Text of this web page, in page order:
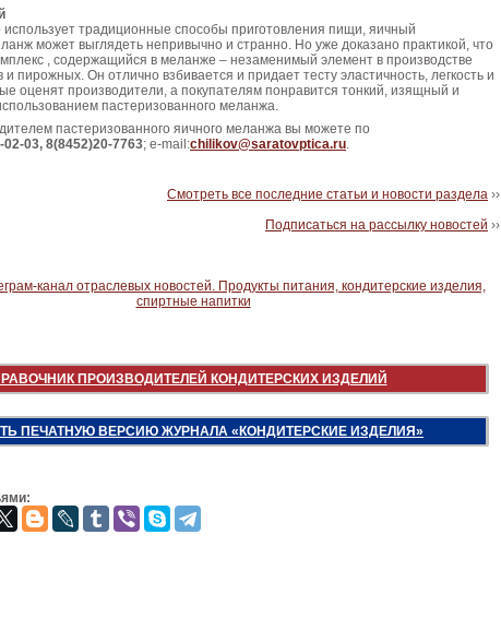
использует традиционные способы приготовления пищи, яичный
может выглядеть непривычно и странно. Но уже доказано практикой, что
, содержащийся в меланже – незаменимый элемент в производстве
и пирожных. Он отлично взбивается и придает тесту эластичность, легкость и
оценят производители, а покупателям понравится тонкий, изящный и
пастеризованного меланжа.
пастеризованного яичного меланжа вы можете по
02-03, 8(8452)20-7763; e-mail:chilikov@saratovptica.ru.
Смотреть все последние статьи и новости раздела ››
Подписаться на рассылку новостей ››
ПРОИЗВОДИТЕЛЕЙ КОНДИТЕРСКИХ ИЗДЕЛИЙ
ПЕЧАТНУЮ ВЕРСИЮ ЖУРНАЛА «КОНДИТЕРСКИЕ ИЗДЕЛИЯ»